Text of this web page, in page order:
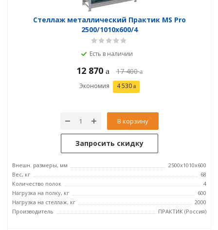
Стеллаж металлический Практик MS Pro
2500/1010x600/4
Есть в наличии
12 870 17 400
Экономия 4 530
В корзину
Запросить скидку
Внешн. размеры, мм
2500x1010x600
Вес, кг
68
Количество полок
4
Нагрузка на полку, кг
600
Нагрузка на стеллаж, кг
2000
Производитель
ПРАКТИК (Россия)